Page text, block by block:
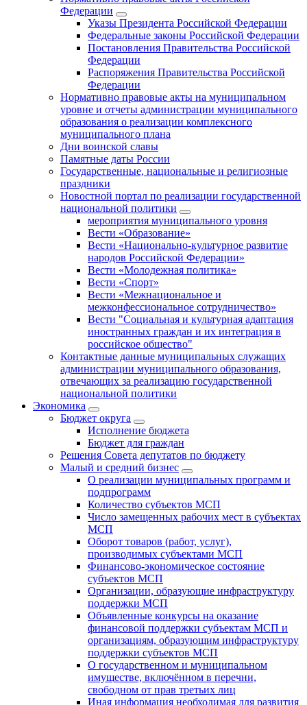
Федерации
Указы Президента Российской Федерации
Федеральные законы Российской Федерации
Постановления Правительства Российской
Федерации
Распоряжения Правительства Российской
Федерации
Нормативно правовые акты на муниципальном
уровне и отчеты администрации муниципального
образования о реализации комплексного
муниципального плана
Дни воинской славы
Памятные даты России
Государственные, национальные и религиозные
праздники
Новостной портал по реализации государственной
национальной политики
мероприятия муниципального уровня
Вести «Образование»
Вести «Национально-культурное развитие
народов Российской Федерации»
Вести «Молодежная политика»
Вести «Спорт»
Вести «Межнациональное и
межконфессиональное сотрудничество»
Вести "Социальная и культурная адаптация
иностранных граждан и их интеграция в
российское общество"
Контактные данные муниципальных служащих
администрации муниципального образования,
отвечающих за реализацию государственной
национальной политики
Экономика
Бюджет округa
Исполнение бюджета
Бюджет для граждан
Решения Совета депутатов по бюджету
Малый и средний бизнес
О реализации муниципальных программ и
подпрограмм
Количество субъектов МСП
Число замещенных рабочих мест в субъектах
МСП
Оборот товаров (работ, услуг),
производимых субъектами МСП
Финансово-экономическое состояние
субъектов МСП
Организации, образующие инфраструктуру
поддержки МСП
Объявленные конкурсы на оказание
финансовой поддержки субъектам МСП и
организациям, образующим инфраструктуру
поддержки субъектов МСП
О государственном и муниципальном
имуществе, включённом в перечни,
свободном от прав третьих лиц
Иная информация необходимая для развития